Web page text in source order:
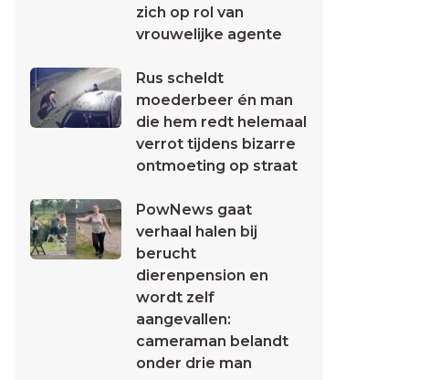
zich op rol van
vrouwelijke agente
Rus scheldt
moederbeer én man
die hem redt helemaal
verrot tijdens bizarre
ontmoeting op straat
PowNews gaat
verhaal halen bij
berucht
dierenpension en
wordt zelf
aangevallen:
cameraman belandt
onder drie man